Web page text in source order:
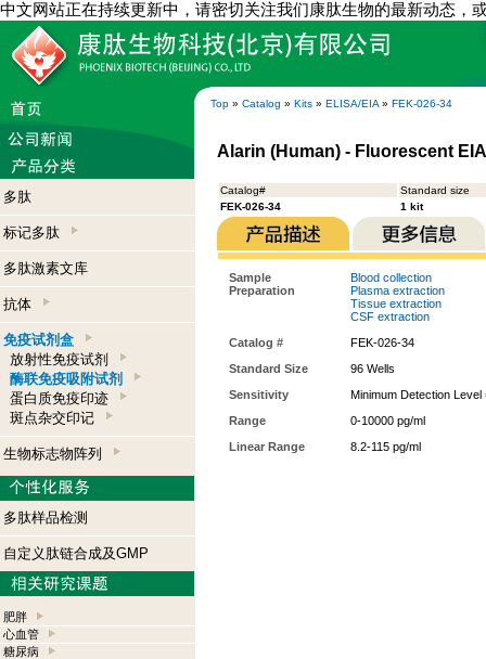
中文网站正在持续更新中，请密切关注我们康肽生物的最新动态，
Top » Catalog » Kits » ELISA/EIA » FEK-026-34
多肽
标记多肽
多肽激素文库
抗体
免疫试剂盒
放射性免疫试剂
酶联免疫吸附试剂
蛋白质免疫印迹
斑点杂交印记
生物标志物阵列
多肽样品检测
自定义肽链合成及GMP
肥胖
心血管
糖尿病
Alarin (Human) - Fluorescent
Catalog#
Standard size
FEK-026-34
1 kit
Sample
Preparation
Blood collection
Plasma extraction
Tissue extraction
CSF extraction
Catalog #
FEK-026-34
Standard Size
96 Wells
Sensitivity
Minimum Detection Level
Range
0-10000 pg/ml
Linear Range
8.2-115 pg/ml